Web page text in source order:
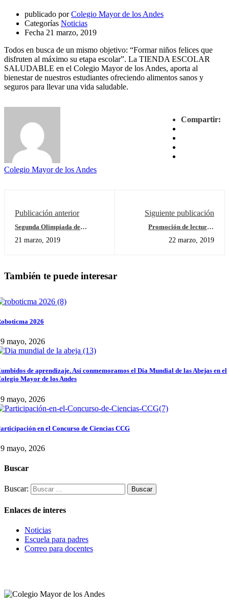
publicado por Colegio Mayor de los Andes
Categorías Noticias
Fecha 21 marzo, 2019
Todos en busca de un mismo objetivo: “Formar niños felices que
disfruten al máximo su etapa escolar”. La TIENDA ESCOLAR
SALUDABLE en el Colegio Mayor de los Andes, aporta al
bienestar de nuestros estudiantes ofreciendo alimentos sanos y
seguros para llevar una vida saludable.
Compartir:
Colegio Mayor de los Andes
Publicación anterior
Segunda Olimpiada de
Gales
21 marzo, 2019
Siguiente publicación
Promoción de lectura -
nuestro país
22 marzo, 2019
También te puede interesar
2026
mayo, 2026
de aprendizaje. Así conmemoramos el Día Mundial de las Abejas en el
Mayor de los Andes
mayo, 2026
en el Concurso de Ciencias CCG
mayo, 2026
Buscar
Buscar:
Enlaces de interes
Noticias
Escuela para padres
Correo para docentes